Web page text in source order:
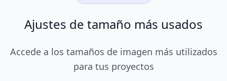
Ajustes de tamaño más usados
Accede a los tamaños de imagen más utilizados
para tus proyectos